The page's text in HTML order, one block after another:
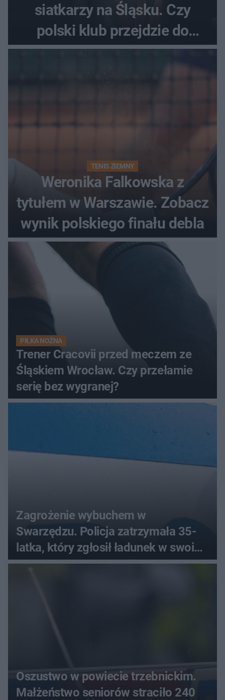
siatkarzy na Śląsku. Czy
polski klub przejdzie do
historii
TENIS ZIEMNY
Weronika Falkowska z
tytułem w Warszawie. Zobacz
wynik polskiego finału debla
PIŁKA NOŻNA
Trener Cracovii przed meczem ze
Śląskiem Wrocław. Czy przełamie
serię bez wygranej?
Zagrożenie wybuchem w
Swarzędzu. Policja zatrzymała 35-
latka, który zgłosił ładunek w swoim
aucie
Oszustwo w powiecie trzebnickim.
Małżeństwo seniorów straciło 240